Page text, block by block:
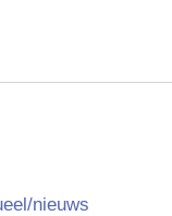
nieuws